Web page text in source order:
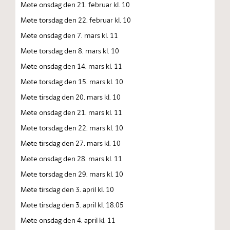
Møte onsdag den 21. februar kl. 10
Møte torsdag den 22. februar kl. 10
Møte onsdag den 7. mars kl. 11
Møte torsdag den 8. mars kl. 10
Møte onsdag den 14. mars kl. 11
Møte torsdag den 15. mars kl. 10
Møte tirsdag den 20. mars kl. 10
Møte onsdag den 21. mars kl. 11
Møte torsdag den 22. mars kl. 10
Møte tirsdag den 27. mars kl. 10
Møte onsdag den 28. mars kl. 11
Møte torsdag den 29. mars kl. 10
Møte tirsdag den 3. april kl. 10
Møte tirsdag den 3. april kl. 18.05
Møte onsdag den 4. april kl. 11